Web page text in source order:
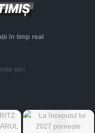
în timp real
știri